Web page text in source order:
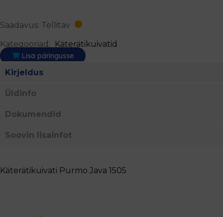
Saadavus: Tellitav
Kategooriad:
Käterätikuivatid
Lisa päringusse
Kirjeldus
Üldinfo
Dokumendid
Soovin lisainfot
Käterätikuivati Purmo Java 1505